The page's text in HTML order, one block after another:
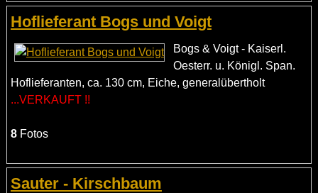
Hoflieferant Bogs und Voigt
Bogs & Voigt - Kaiserl.
Oesterr. u. Königl. Span.
Hoflieferanten, ca. 130 cm, Eiche, generalübertholt
...VERKAUFT !!
8Fotos
Sauter - Kirschbaum